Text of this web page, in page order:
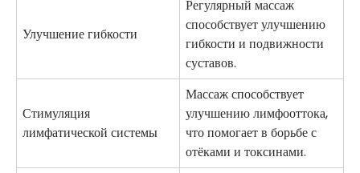
Улучшение гибкости
Регулярный массаж
способствует улучшению
гибкости и подвижности
суставов.
Стимуляция
лимфатической системы
Массаж способствует
улучшению лимфооттока,
что помогает в борьбе с
отёками и токсинами.